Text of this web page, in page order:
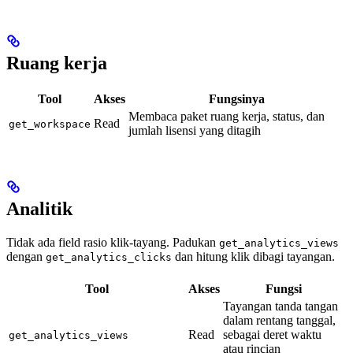
Ruang kerja
Tool Akses Fungsinya
get_workspace Read
Membaca paket ruang kerja, status, dan
jumlah lisensi yang ditagih
Analitik
Tidak ada field rasio klik-tayang. Padukan get_analytics_views
dengan get_analytics_clicks dan hitung klik dibagi tayangan.
Tool Akses Fungsi
get_analytics_views Read
Tayangan tanda tangan
dalam rentang tanggal,
sebagai deret waktu
atau rincian